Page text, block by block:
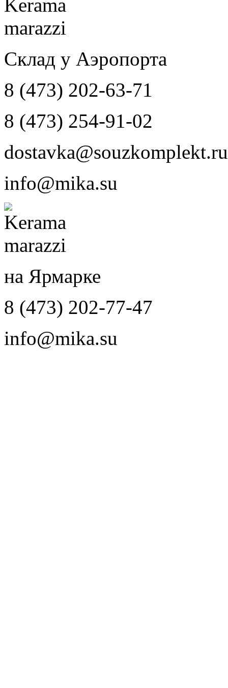
Склад у Аэропорта
8 (473) 202-63-71
8 (473) 254-91-02
dostavka@souzkomplekt.ru
info@mika.su
на Ярмарке
8 (473) 202-77-47
info@mika.su